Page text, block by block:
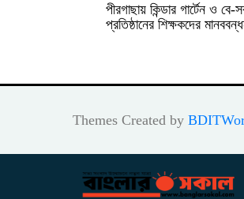
পীরগাছায় কিন্ডার গার্টেন ও বে-
প্রতিষ্ঠানের শিক্ষকদের
Themes Created by